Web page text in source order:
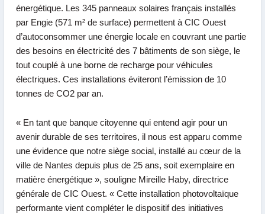
énergétique. Les 345 panneaux solaires français installés
par Engie (571 m² de surface) permettent à CIC Ouest
d’autoconsommer une énergie locale en couvrant une partie
des besoins en électricité des 7 bâtiments de son siège, le
tout couplé à une borne de recharge pour véhicules
électriques. Ces installations éviteront l’émission de 10
tonnes de CO2 par an.
« En tant que banque citoyenne qui entend agir pour un
avenir durable de ses territoires, il nous est apparu comme
une évidence que notre siège social, installé au cœur de la
ville de Nantes depuis plus de 25 ans, soit exemplaire en
matière énergétique », souligne Mireille Haby, directrice
générale de CIC Ouest. « Cette installation photovoltaïque
performante vient compléter le dispositif des initiatives